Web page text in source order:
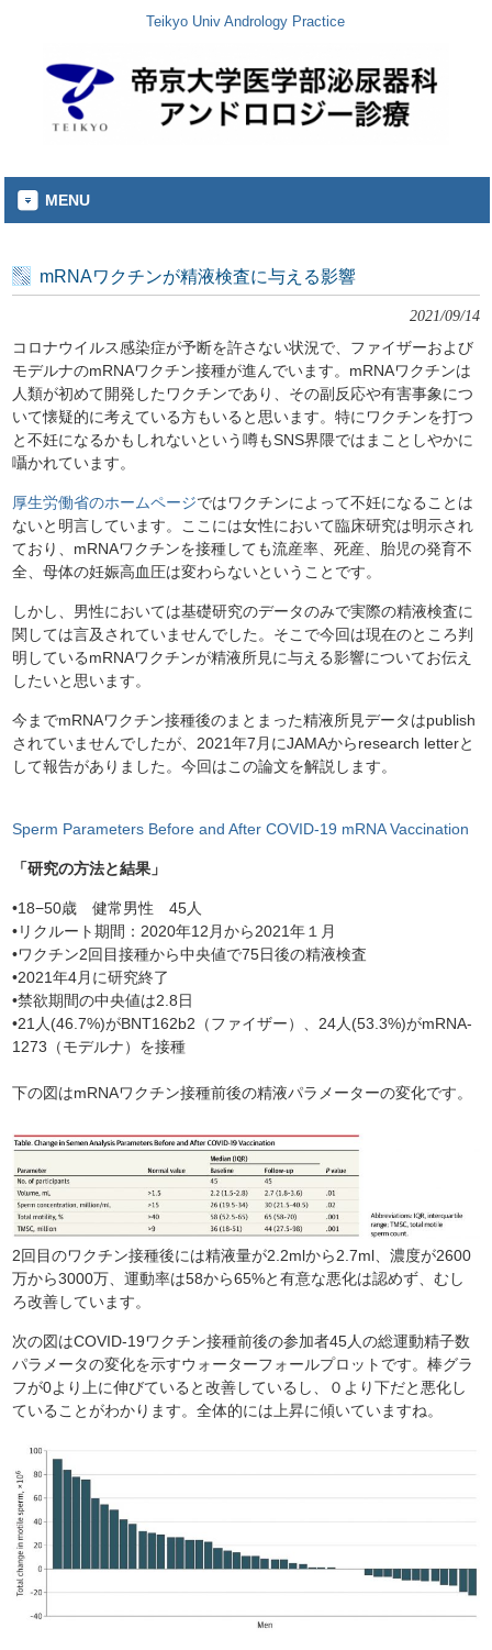
Teikyo Univ Andrology Practice
MENU
mRNAワクチンが精液検査に与える影響
2021/09/14
コロナウイルス感染症が予断を許さない状況で、ファイザーおよび
モデルナのmRNAワクチン接種が進んでいます。mRNAワクチンは
人類が初めて開発したワクチンであり、その副反応や有害事象につ
いて懐疑的に考えている方もいると思います。特にワクチンを打つ
と不妊になるかもしれないという噂もSNS界隈ではまことしやかに
囁かれています。
厚生労働省のホームページではワクチンによって不妊になることは
ないと明言しています。ここには女性において臨床研究は明示され
ており、mRNAワクチンを接種しても流産率、死産、胎児の発育不
全、母体の妊娠高血圧は変わらないということです。
しかし、男性においては基礎研究のデータのみで実際の精液検査に
関しては言及されていませんでした。そこで今回は現在のところ判
明しているmRNAワクチンが精液所見に与える影響についてお伝え
したいと思います。
今までmRNAワクチン接種後のまとまった精液所見データはpublish
されていませんでしたが、2021年7月にJAMAからresearch letterと
して報告がありました。今回はこの論文を解説します。
Sperm Parameters Before and After COVID-19 mRNA Vaccination
「研究の方法と結果」
•18−50歳 健常男性 45人
•リクルート期間：2020年12月から2021年１月
•ワクチン2回目接種から中央値で75日後の精液検査
•2021年4月に研究終了
•禁欲期間の中央値は2.8日
•21人(46.7%)がBNT162b2（ファイザー）、24人(53.3%)がmRNA-
1273（モデルナ）を接種
下の図はmRNAワクチン接種前後の精液パラメーターの変化です。
2回目のワクチン接種後には精液量が2.2mlから2.7ml、濃度が2600
万から3000万、運動率は58から65%と有意な悪化は認めず、むし
ろ改善しています。
次の図はCOVID-19ワクチン接種前後の参加者45人の総運動精子数
パラメータの変化を示すウォーターフォールプロットです。棒グラ
フが0より上に伸びていると改善しているし、０より下だと悪化し
ていることがわかります。全体的には上昇に傾いていますね。